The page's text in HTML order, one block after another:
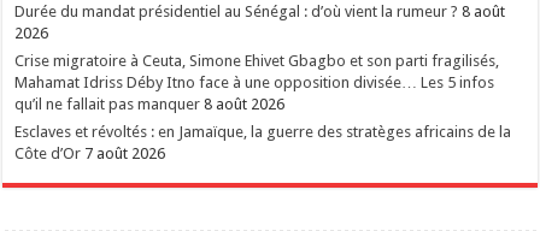
Durée du mandat présidentiel au Sénégal : d’où vient la rumeur ? 8 août
2026
Crise migratoire à Ceuta, Simone Ehivet Gbagbo et son parti fragilisés,
Mahamat Idriss Déby Itno face à une opposition divisée… Les 5 infos
qu’il ne fallait pas manquer 8 août 2026
Esclaves et révoltés : en Jamaïque, la guerre des stratèges africains de la
Côte d’Or 7 août 2026